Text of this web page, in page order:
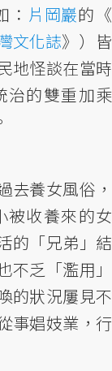
片岡巖的《
文化誌》）皆
地怪談在當時
治的雙重加乘
去養女風俗，
被收養來的女
的「兄弟」結
乏「濫用」
的狀況屢見不
事娼妓業，行